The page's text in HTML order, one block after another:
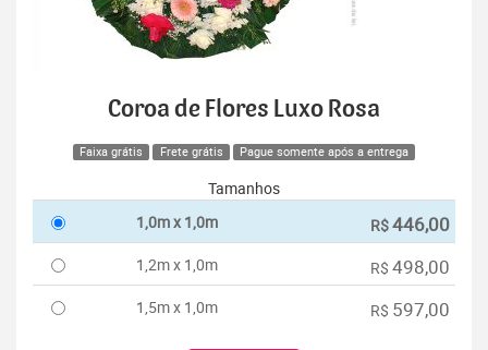
Coroa de Flores Luxo Rosa
Faixa grátis Frete grátis Pague somente após a entrega
Tamanhos
1,0m x 1,0m
R$446,00
1,2m x 1,0m R$ 498,00
1,5m x 1,0m R$ 597,00